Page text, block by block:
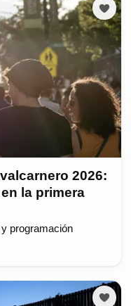
2026:
la primera
programación